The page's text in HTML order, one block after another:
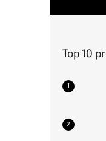
Top 10